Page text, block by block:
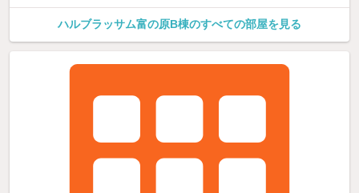
ハルブラッサム富の原B棟のすべての部屋を見る